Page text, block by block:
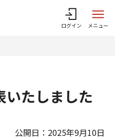
ログイン メニュー
いたしました
公開日：2025年9月10日